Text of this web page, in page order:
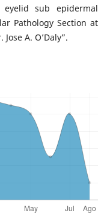
sub epidermal
Pathology Section at
A. O’Daly”.